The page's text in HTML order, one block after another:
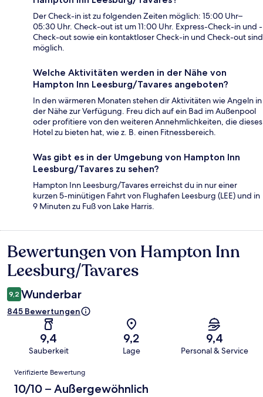
Der Check-in ist zu folgenden Zeiten möglich: 15:00 Uhr–
05:30 Uhr. Check-out ist um 11:00 Uhr. Express-Check-in und -
Check-out sowie ein kontaktloser Check-in und Check-out sind
möglich.
Welche Aktivitäten werden in der Nähe von
Hampton Inn Leesburg/Tavares angeboten?
In den wärmeren Monaten stehen dir Aktivitäten wie Angeln in
der Nähe zur Verfügung. Freu dich auf ein Bad im Außenpool
oder profitiere von den weiteren Annehmlichkeiten, die dieses
Hotel zu bieten hat, wie z. B. einen Fitnessbereich.
Was gibt es in der Umgebung von Hampton Inn
Leesburg/Tavares zu sehen?
Hampton Inn Leesburg/Tavares erreichst du in nur einer
kurzen 5-minütigen Fahrt von Flughafen Leesburg (LEE) und in
9 Minuten zu Fuß von Lake Harris.
Bewertungen
Bewertungen von Hampton Inn
Leesburg/Tavares
9,2 Wunderbar
845 Bewertungen
9,4
Sauberkeit
9,2
Lage
9,4
Personal & Service
Bewertungen
Verifizierte Bewertung
10/10 – Außergewöhnlich